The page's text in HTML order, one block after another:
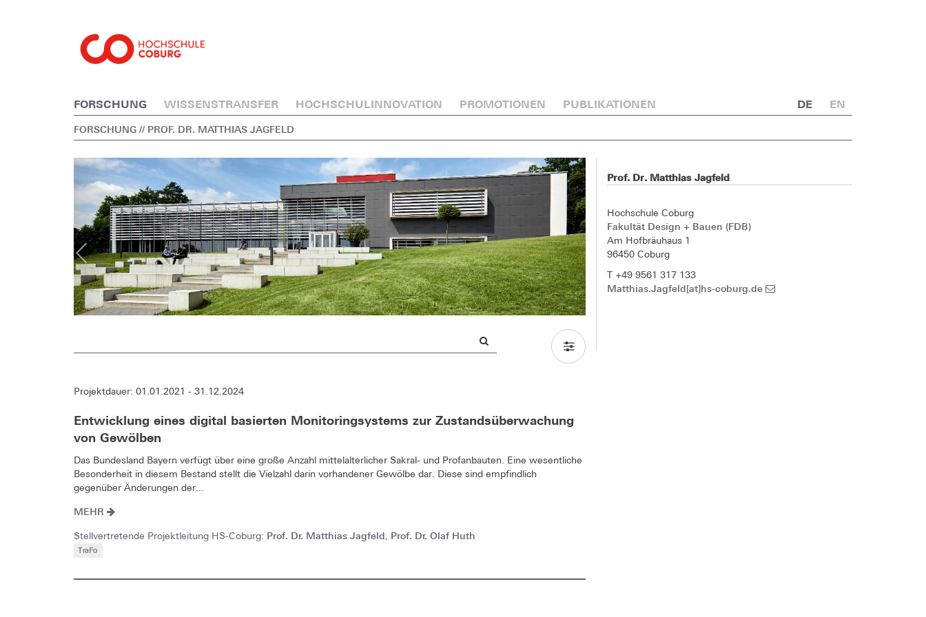
FORSCHUNG WISSENSTRANSFER HOCHSCHULINNOVATION PROMOTIONEN PUBLIKATIONEN DE EN
FORSCHUNG // PROF. DR. MATTHIAS JAGFELD
Projektdauer: 01.01.2021 - 31.12.2024
Entwicklung eines digital basierten Monitoringsystems zur Zustandsüberwachung
von Gewölben
Das Bundesland Bayern verfügt über eine große Anzahl mittelalterlicher Sakral- und Profanbauten. Eine wesentliche
Besonderheit in diesem Bestand stellt die Vielzahl darin vorhandener Gewölbe dar. Diese sind empfindlich
gegenüber Änderungen der...
MEHR
Stellvertretende Projektleitung HS-Coburg: Prof. Dr. Matthias Jagfeld, Prof. Dr. Olaf Huth
TraFo
Prof. Dr. Matthias Jagfeld
Hochschule Coburg
Fakultät Design + Bauen (FDB)
Am Hofbräuhaus 1
96450 Coburg
T +49 9561 317 133
Matthias.Jagfeld[at]hs-coburg.de